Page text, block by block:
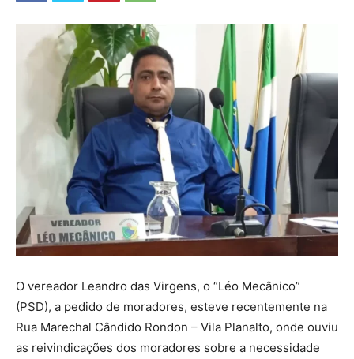
O vereador Leandro das Virgens, o “Léo Mecânico”
(PSD), a pedido de moradores, esteve recentemente na
Rua Marechal Cândido Rondon – Vila Planalto, onde ouviu
as reivindicações dos moradores sobre a necessidade